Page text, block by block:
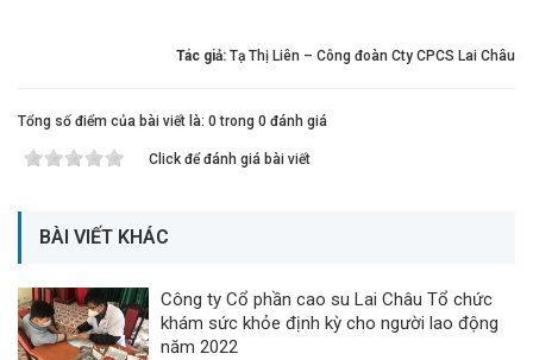
Tác giả: Tạ Thị Liên – Công đoàn Cty CPCS Lai Châu
Tổng số điểm của bài viết là: 0 trong 0 đánh giá
Click để đánh giá bài viết
BÀI VIẾT KHÁC
Công ty Cổ phần cao su Lai Châu Tổ chức
khám sức khỏe định kỳ cho người lao động
năm 2022